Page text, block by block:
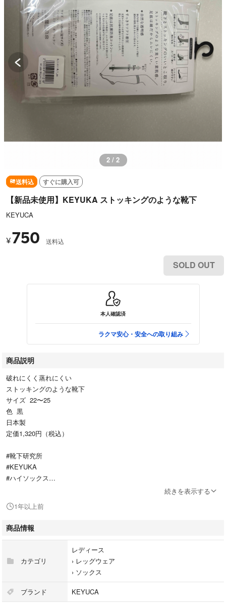
2 / 2
送料込 すぐに購入可
【新品未使用】KEYUKA ストッキングのような靴下
KEYUCA
¥750 送料込
SOLD OUT
本人確認済
ラクマ安心・安全への取り組み
商品説明
破れにくく蒸れにくい
ストッキングのような靴下
サイズ 22〜25
色 黒
日本製
定価1,320円（税込）
#靴下研究所
#KEYUKA
#ハイソックス
続きを表示する
1年以上前
商品情報
カテゴリ
レディース
› レッグウェア
› ソックス
ブランド KEYUCA